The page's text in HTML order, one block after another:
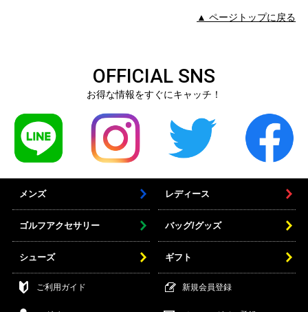
▲ ページトップに戻る
OFFICIAL SNS
お得な情報をすぐにキャッチ！
メンズ レディース
ゴルフアクセサリー バッグ/グッズ
シューズ ギフト
ご利用ガイド 新規会員登録